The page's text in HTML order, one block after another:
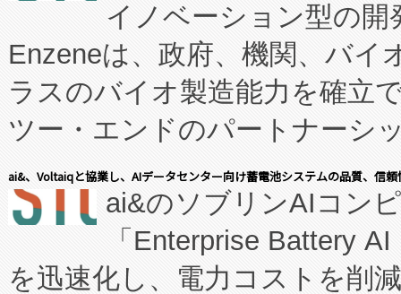
イノベーション型の
Enzeneは、政府、機関、バイ
ラスのバイオ製造能力を確立
ツー・エンドのパートナーシ
表しました。 同社の実績ある
manufacturing™ (FCCM™) プ
たNeXは、バイオ医薬品製造
従来のフェッドバッチ施設の
ai&、Voltaiqと協業し、AIデータセンター向け蓄電池システムの品質、信
ai&のソブリンAIコン
「Enterprise Battery
を迅速化し、電力コストを削